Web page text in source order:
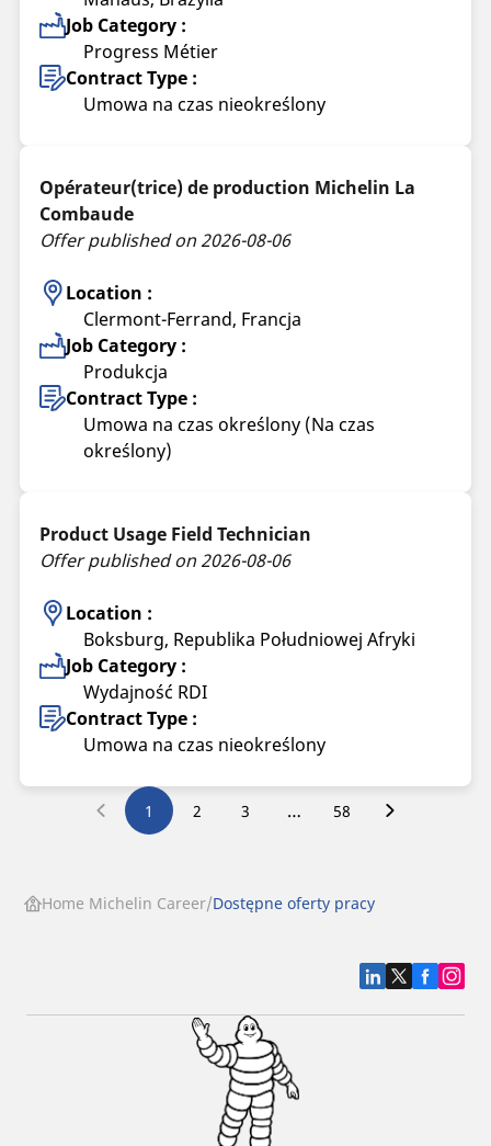
Job Category :
Progress Métier
Contract Type :
Umowa na czas nieokreślony
Opérateur(trice) de production Michelin La
Combaude
Offer published on 2026-08-06
Location :
Clermont-Ferrand, Francja
Job Category :
Produkcja
Contract Type :
Umowa na czas określony (Na czas
określony)
Product Usage Field Technician
Offer published on 2026-08-06
Location :
Boksburg, Republika Południowej Afryki
Job Category :
Wydajność RDI
Contract Type :
Umowa na czas nieokreślony
1 2 3 … 58
Home Michelin Career Dostępne oferty pracy